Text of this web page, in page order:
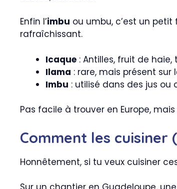
Enfin l’imbu ou umbu, c’est un
rafraîchissant.
Icaque : Antilles, fruit de haie,
Ilama : rare, mais présent
Imbu : utilisé dans des jus ou
Pas facile à trouver en Europe,
Comment les
Honnêtement, si tu veux cuisiner